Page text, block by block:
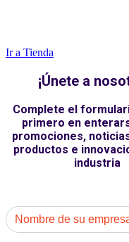
Ir a Tienda
¡Únete a
Complete el
primero en
promociones,
productos e
industria